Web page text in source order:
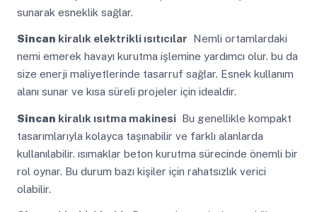
sunarak esneklik sağlar.
Sincan kiralık elektrikli ısıtıcılar Nemli ortamlardaki
nemi emerek havayı kurutma işlemine yardımcı olur. bu da
size enerji maliyetlerinde tasarruf sağlar. Esnek kullanım
alanı sunar ve kısa süreli projeler için idealdir.
Sincan kiralık ısıtma makinesiBu genellikle kompakt
tasarımlarıyla kolayca taşınabilir ve farklı alanlarda
kullanılabilir. ısımaklar beton kurutma sürecinde önemli bir
rol oynar. Bu durum bazı kişiler için rahatsızlık verici
olabilir.